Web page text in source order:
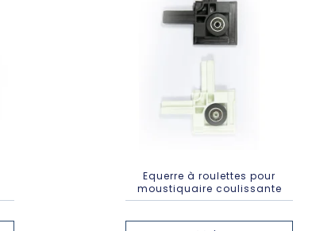
Equerre à roulettes pour
moustiquaire coulissante